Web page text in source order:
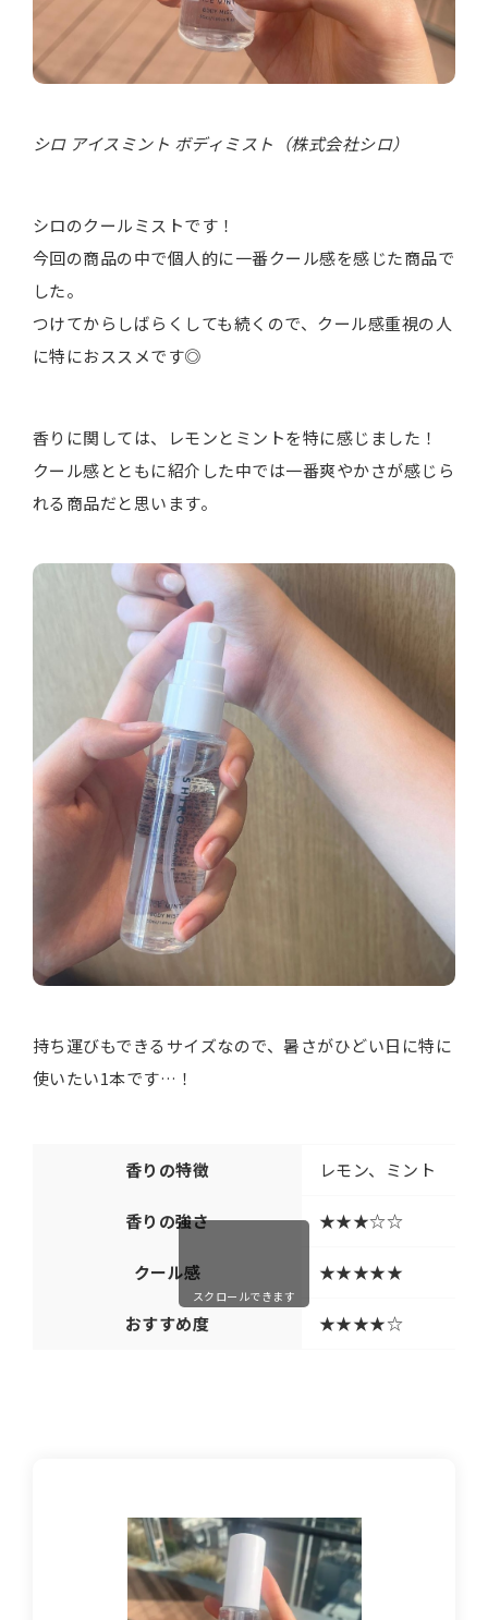
シロ アイスミント ボディミスト（株式会社シロ）
シロのクールミストです！
今回の商品の中で個人的に一番クール感を感じた商品で
した。
つけてからしばらくしても続くので、クール感重視の人
に特におススメです◎
香りに関しては、レモンとミントを特に感じました！
クール感とともに紹介した中では一番爽やかさが感じら
れる商品だと思います。
持ち運びもできるサイズなので、暑さがひどい日に特に
使いたい1本です…！
香りの特徴 レモン、ミント
香りの強さ ★★★☆☆
クール感 ★★★★★
おすすめ度 ★★★★☆
スクロールできます